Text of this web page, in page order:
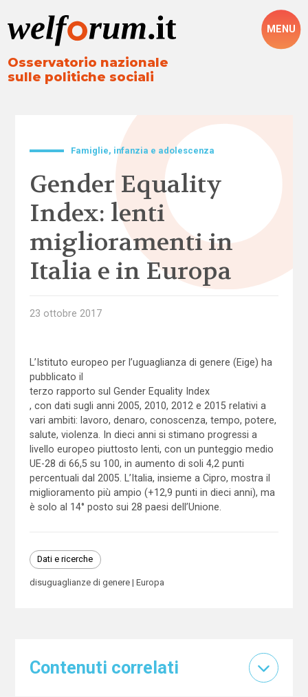
Osservatorio nazionale
sulle politiche sociali
MENU
Famiglie, infanzia e adolescenza
Gender Equality
Index: lenti
miglioramenti in
Italia e in Europa
23 ottobre 2017
L’Istituto europeo per l’uguaglianza di genere (Eige) ha
pubblicato il
terzo rapporto sul Gender Equality Index
, con dati sugli anni 2005, 2010, 2012 e 2015 relativi a
vari ambiti: lavoro, denaro, conoscenza, tempo, potere,
salute, violenza. In dieci anni si stimano progressi a
livello europeo piuttosto lenti, con un punteggio medio
UE-28 di 66,5 su 100, in aumento di soli 4,2 punti
percentuali dal 2005. L’Italia, insieme a Cipro, mostra il
miglioramento più ampio (+12,9 punti in dieci anni), ma
è solo al 14° posto sui 28 paesi dell’Unione.
Dati e ricerche
disuguaglianze di genere Europa
Contenuti correlati